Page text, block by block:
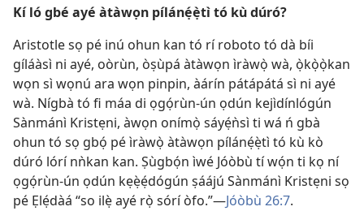
Kí ló gbé ayé àtàwọn pílánẹ́ẹ̀tì tó kù dúró?
Aristotle sọ pé inú ohun kan tó rí roboto tó dà bíi
gíláàsì ni ayé, oòrùn, òṣùpá àtàwọn ìràwọ̀ wà, ọ̀kọ̀ọ̀kan
wọn sì wọnú ara wọn pinpin, àárín pátápátá sì ni ayé
wà. Nígbà tó fi máa di ọgọ́rùn-ún ọdún kejìdínlógún
Sànmánì Kristẹni, àwọn onímọ̀ sáyẹ́ǹsì ti wá ń gbà
ohun tó sọ gbọ́ pé ìràwọ̀ àtàwọn pílánẹ́ẹ̀tì tó kù kò
dúró lórí nǹkan kan. Ṣùgbọ́n ìwé Jóòbù tí wọ́n ti kọ ní
ọgọ́rùn-ún ọdún kẹẹ̀ẹ́dógún ṣáájú Sànmánì Kristẹni sọ
pé Ẹlẹ́dàá “so ilẹ̀ ayé rọ̀ sórí òfo.”​—Jóòbù 26:7.